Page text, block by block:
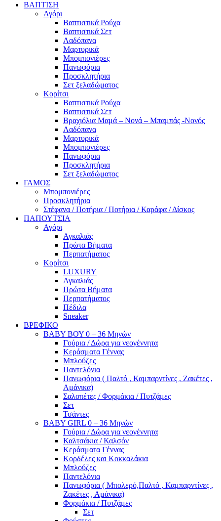
ΒΑΠΤΙΣΗ
Αγόρι
Βαπτιστικά Ρούχα
Βαπτιστικά Σετ
Λαδόπανα
Μαρτυρικά
Μπομπονιέρες
Πανωφόρια
Προσκλητήρια
Σετ ξελαδώματος
Κορίτσι
Βαπτιστικά Ρούχα
Βαπτιστικά Σετ
Βραχιόλια Μαμά – Νονά – Μπαμπάς -Νονός
Λαδόπανα
Μαρτυρικά
Μπομπονιέρες
Πανωφόρια
Προσκλητήρια
Σετ ξελαδώματος
ΓΑΜΟΣ
Μπομπονιέρες
Προσκλητήρια
Στέφανα / Ποτήρια / Ποτήρια / Καράφα / Δίσκος
ΠΑΠΟΥΤΣΙΑ
Αγόρι
Αγκαλιάς
Πρώτα Βήματα
Περπατήματος
Κορίτσι
LUXURY
Αγκαλιάς
Πρώτα Βήματα
Περπατήματος
Πέδιλα
Sneaker
ΒΡΕΦΙΚΟ
ΒΑΒΥ ΒΟΥ 0 – 36 Μηνών
Γούρια / Δώρα για νεογέννητα
Κεράσματα Γέννας
Μπλούζες
Παντελόνια
Πανωφόρια ( Παλτό , Καμπαρντίνες , Ζακέτες ,
Αμάνικα)
Σαλοπέτες / Φορμάκια / Πυτζάμες
Σετ
Τσάντες
BABY GIRL 0 – 36 Μηνών
Γούρια / Δώρα για νεογέννητα
Καλτσάκια / Καλσόν
Κεράσματα Γέννας
Κορδέλες και Κοκκαλάκια
Μπλούζες
Παντελόνια
Πανωφόρια ( Μπολερό,Παλτό , Καμπαρντίνες ,
Ζακέτες , Αμάνικα)
Φορμάκια / Πυτζάμες
Σετ